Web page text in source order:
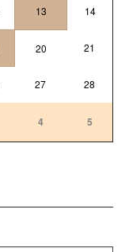
13 14
20 21
27 28
4 5